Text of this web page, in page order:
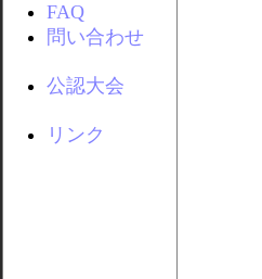
FAQ
問い合わせ
公認大会
リンク